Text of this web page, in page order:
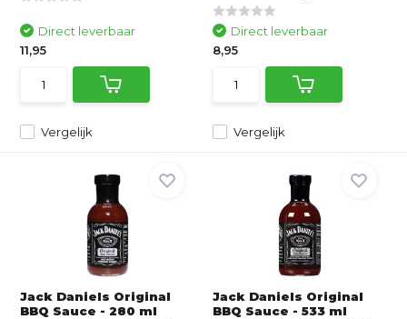
Vergelijk
Direct leverbaar
11,95
Vergelijk
Direct leverbaar
8,95
Jack Daniels Original
BBQ Sauce - 280 ml
Jack Daniels Original
BBQ Sauce - 533 ml